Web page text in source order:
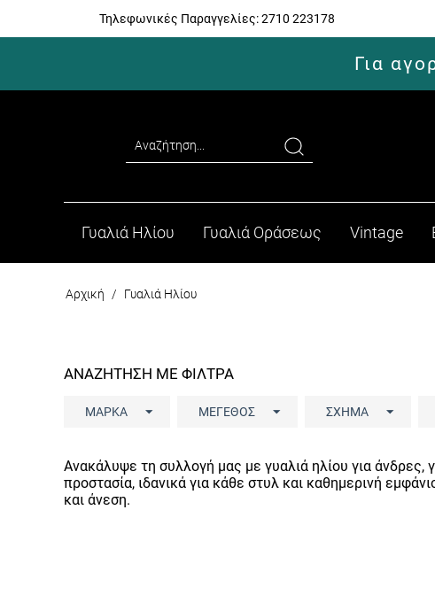
Τηλεφωνικές Παραγγελίες:2710 223178
Για
Γυαλιά Ηλίου Γυαλιά Οράσεως Vintage
Αρχική / Γυαλιά Ηλίου
ΑΝΑΖΗΤΗΣΗ ΜΕ ΦΙΛΤΡΑ
ΜΆΡΚΑ ΜΈΓΕΘΟΣ ΣΧΉΜΑ
Ανακάλυψε τη συλλογή μας με γυαλιά ηλίου για άνδρες,
προστασία, ιδανικά για κάθε στυλ και καθημερινή
και άνεση.